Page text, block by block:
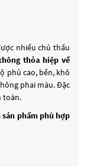
nhiều chủ thầu
thỏa hiệp về
phủ cao, bền, khô
phai màu. Đặc
toàn.
phẩm phù hợp